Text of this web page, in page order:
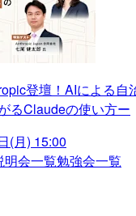
登壇！AIによる
るClaudeの使い方ー
(月) 15:00
明会一覧勉強会一覧